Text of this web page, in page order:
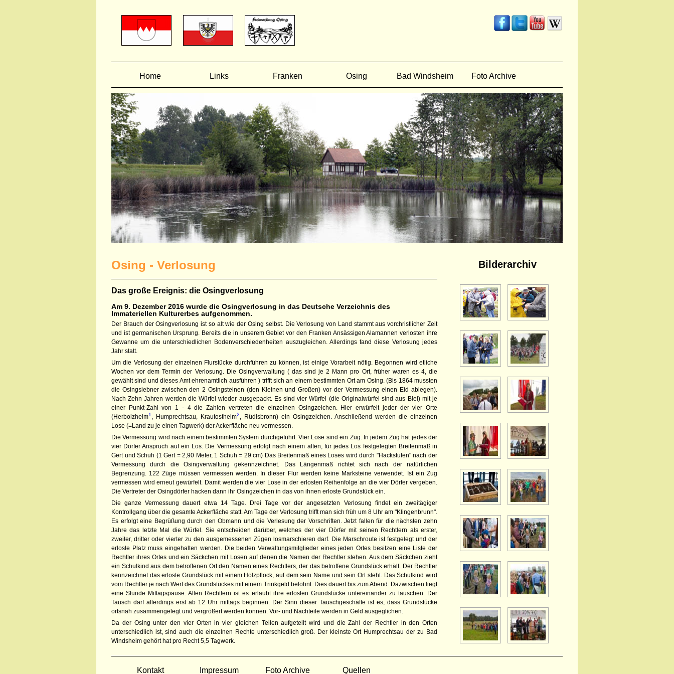
Home Links Franken Osing Bad Windsheim Foto Archive
Osing - Verlosung
Das große Ereignis: die Osingverlosung
Am 9. Dezember 2016 wurde die Osingverlosung in das Deutsche Verzeichnis des
Immateriellen Kulturerbes aufgenommen.
Der Brauch der Osingverlosung ist so alt wie der Osing selbst. Die Verlosung von Land stammt aus vorchristlicher Zeit
und ist germanischen Ursprung. Bereits die in unserem Gebiet vor den Franken Ansässigen Alamannen verlosten ihre
Gewanne um die unterschiedlichen Bodenverschiedenheiten auszugleichen. Allerdings fand diese Verlosung jedes
Jahr statt.
Um die Verlosung der einzelnen Flurstücke durchführen zu können, ist einige Vorarbeit nötig. Begonnen wird etliche
Wochen vor dem Termin der Verlosung. Die Osingverwaltung ( das sind je 2 Mann pro Ort, früher waren es 4, die
gewählt sind und dieses Amt ehrenamtlich ausführen ) trifft sich an einem bestimmten Ort am Osing. (Bis 1864 mussten
die Osingsiebner zwischen den 2 Osingsteinen (den Kleinen und Großen) vor der Vermessung einen Eid ablegen).
Nach Zehn Jahren werden die Würfel wieder ausgepackt. Es sind vier Würfel (die Originalwürfel sind aus Blei) mit je
einer Punkt-Zahl von 1 - 4 die Zahlen vertreten die einzelnen Osingzeichen. Hier erwürfelt jeder der vier Orte
(Herbolzheim1 , Humprechtsau, Krautostheim2, Rüdisbronn) ein Osingzeichen. Anschließend werden die einzelnen
Lose (=Land zu je einen Tagwerk) der Ackerfläche neu vermessen.
Die Vermessung wird nach einem bestimmten System durchgeführt. Vier Lose sind ein Zug. In jedem Zug hat jedes der
vier Dörfer Anspruch auf ein Los. Die Vermessung erfolgt nach einem alten, für jedes Los festgelegten Breitenmaß in
Gert und Schuh (1 Gert = 2,90 Meter, 1 Schuh = 29 cm) Das Breitenmaß eines Loses wird durch "Hackstufen" nach der
Vermessung durch die Osingverwaltung gekennzeichnet. Das Längenmaß richtet sich nach der natürlichen
Begrenzung. 122 Züge müssen vermessen werden. In dieser Flur werden keine Marksteine verwendet. Ist ein Zug
vermessen wird erneut gewürfelt. Damit werden die vier Lose in der erlosten Reihenfolge an die vier Dörfer vergeben.
Die Vertreter der Osingdörfer hacken dann ihr Osingzeichen in das von ihnen erloste Grundstück ein.
Die ganze Vermessung dauert etwa 14 Tage. Drei Tage vor der angesetzten Verlosung findet ein zweitägiger
Kontrollgang über die gesamte Ackerfläche statt. Am Tage der Verlosung trifft man sich früh um 8 Uhr am "Klingenbrunn".
Es erfolgt eine Begrüßung durch den Obmann und die Verlesung der Vorschriften. Jetzt fallen für die nächsten zehn
Jahre das letzte Mal die Würfel. Sie entscheiden darüber, welches der vier Dörfer mit seinen Rechtlern als erster,
zweiter, dritter oder vierter zu den ausgemessenen Zügen losmarschieren darf. Die Marschroute ist festgelegt und der
erloste Platz muss eingehalten werden. Die beiden Verwaltungsmitglieder eines jeden Ortes besitzen eine Liste der
Rechtler ihres Ortes und ein Säckchen mit Losen auf denen die Namen der Rechtler stehen. Aus dem Säckchen zieht
ein Schulkind aus dem betroffenen Ort den Namen eines Rechtlers, der das betroffene Grundstück erhält. Der Rechtler
kennzeichnet das erloste Grundstück mit einem Holzpflock, auf dem sein Name und sein Ort steht. Das Schulkind wird
vom Rechtler je nach Wert des Grundstückes mit einem Trinkgeld belohnt. Dies dauert bis zum Abend. Dazwischen liegt
eine Stunde Mittagspause. Allen Rechtlern ist es erlaubt ihre erlosten Grundstücke untereinander zu tauschen. Der
Tausch darf allerdings erst ab 12 Uhr mittags beginnen. Der Sinn dieser Tauschgeschäfte ist es, dass Grundstücke
ortsnah zusammengelegt und vergrößert werden können. Vor- und Nachteile werden in Geld ausgeglichen.
Da der Osing unter den vier Orten in vier gleichen Teilen aufgeteilt wird und die Zahl der Rechtler in den Orten
unterschiedlich ist, sind auch die einzelnen Rechte unterschiedlich groß. Der kleinste Ort Humprechtsau der zu Bad
Windsheim gehört hat pro Recht 5,5 Tagwerk.
Bilderarchiv
Kontakt Impressum Foto Archive Quellen